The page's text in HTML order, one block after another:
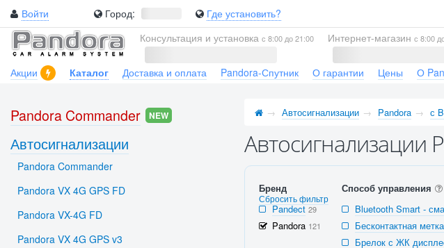
Войти Город: Где установить?
Консультация и установка с 8:00 до 21:00 Интернет-магазин с 8:00
Акции
Каталог Доставка и оплата Pandora-Спутник О гарантии Цены О
Автосигнализации Pandora с
Автосигнализации
Бренд
Сбросить фильтр
Pandect 29
Pandora 121
Способ управления
Bluetooth Smart -
Бесконтактная метка
Брелок с ЖК
Pandora Commander NEW
Автосигнализации
Pandora Commander
Pandora VX 4G GPS FD
Pandora VX-4G FD
Pandora VX 4G GPS v3